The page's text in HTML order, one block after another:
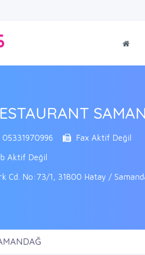
05331970996
Fax Aktif Değil
Aktif Değil
Cd. No:73/1, 31800 Hatay /